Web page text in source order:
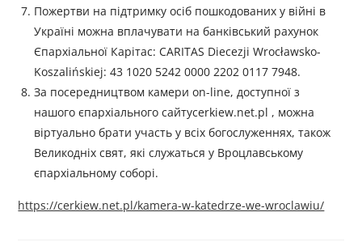
Пожертви на підтримку осіб пошкодованих у війні в
Україні можна вплачувати на банківський рахунок
Єпархіальної Карітас: CARITAS Diecezji Wrocławsko-
Koszalińskiej: 43 1020 5242 0000 2202 0117 7948.
За посередництвом камери on-line, доступної з
нашого єпархіального сайтуcerkiew.net.pl , можна
віртуально брати участь у всіх богослуженнях, також
Великодніх свят, які служаться у Вроцлавському
єпархіальному соборі.
https://cerkiew.net.pl/kamera-w-katedrze-we-wroclawiu/